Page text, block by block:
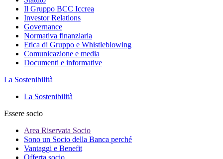
Il Gruppo BCC Iccrea
Investor Relations
Governance
Normativa finanziaria
Etica di Gruppo e Whistleblowing
Comunicazione e media
Documenti e informative
La Sostenibilità
La Sostenibilità
Essere socio
Area Riservata Socio
Sono un Socio della Banca perché
Vantaggi e Benefit
Offerta socio